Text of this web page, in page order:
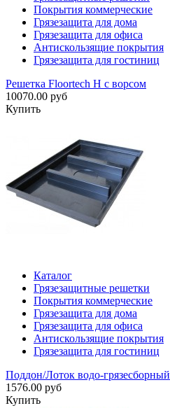
Покрытия коммерческие
Грязезащита для дома
Грязезащита для офиса
Антискользящие покрытия
Грязезащита для гостиниц
Решетка Floortech H с ворсом
10070.00 руб
Купить
Каталог
Грязезащитные решетки
Покрытия коммерческие
Грязезащита для дома
Грязезащита для офиса
Антискользящие покрытия
Грязезащита для гостиниц
Поддон/Лоток водо-грязесборный
1576.00 руб
Купить